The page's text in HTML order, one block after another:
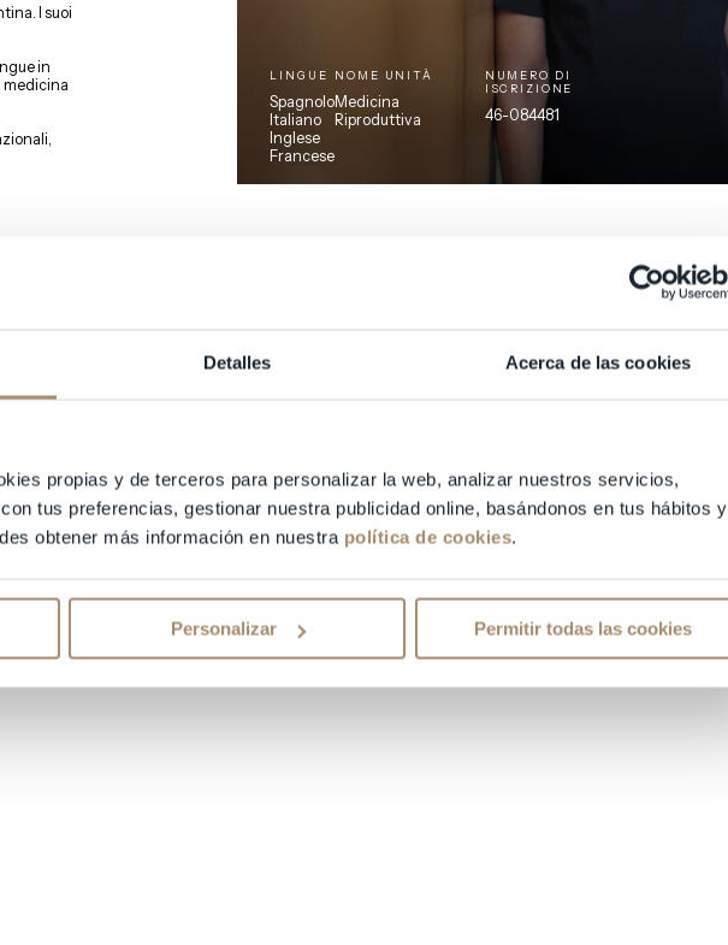
Detalles Acerca de las cookies
propias y de terceros para personalizar la web, analizar nuestros servicios,
tus preferencias, gestionar nuestra publicidad online, basándonos en tus hábitos y
obtener más información en nuestra política de cookies.
Personalizar Permitir todas las cookies
I suoi
in
medicina
LINGUE
Spagnolo
Italiano
Inglese
Francese
NOME UNITÀ
Medicina
Riproduttiva
NUMERO DI
ISCRIZIONE
46-084481